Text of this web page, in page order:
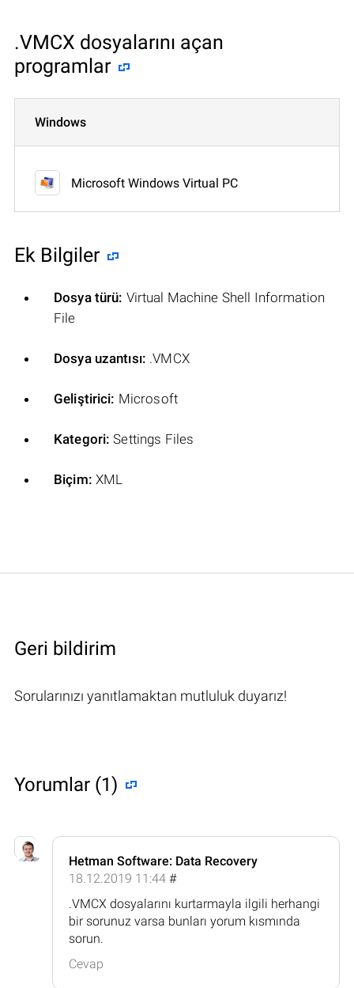
.VMCX dosyalarını açan
programlar
Windows
Microsoft Windows Virtual PC
Ek Bilgiler
Dosya türü: Virtual Machine Shell Information
File
Dosya uzantısı: .VMCX
Geliştirici: Microsoft
Kategori: Settings Files
Biçim: XML
Geri bildirim
Sorularınızı yanıtlamaktan mutluluk duyarız!
Yorumlar (1)
Hetman Software: Data Recovery
18.12.2019 11:44 #
.VMCX dosyalarını kurtarmayla ilgili herhangi
bir sorunuz varsa bunları yorum kısmında
sorun.
Cevap